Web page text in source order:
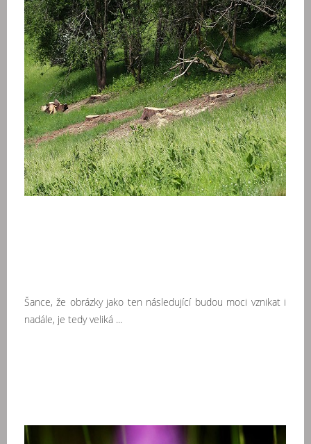
Šance, že obrázky jako ten následující budou moci vznikat i
nadále, je tedy veliká ...